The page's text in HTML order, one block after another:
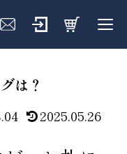
は？
2025.05.26